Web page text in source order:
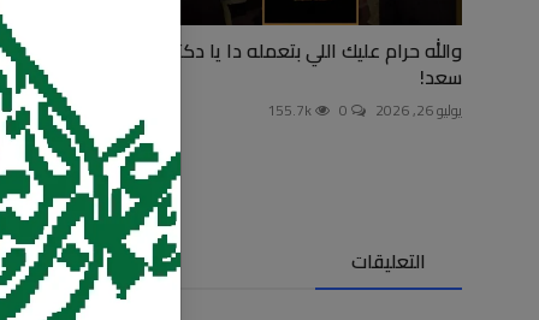
والله حرام عليك اللي بتعمله دا يا دكتور
سعد!
يوليو 26, 2026
نبي الإسلام
التعليقات